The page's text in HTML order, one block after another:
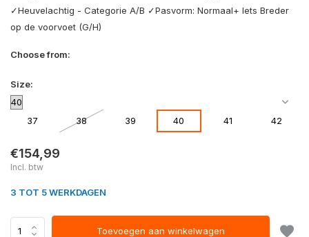
✓Heuvelachtig - Categorie A/B ✓Pasvorm: Normaal+ Iets Breder
op de voorvoet (G/H)
Choose from:
Size:
37 38 39 40 41 42
€154,99
Incl. btw
3 TOT 5 WERKDAGEN
Toevoegen aan winkelwagen